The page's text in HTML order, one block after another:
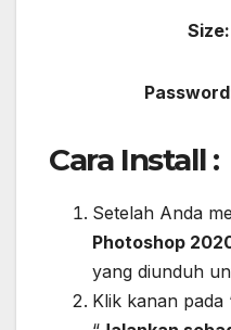
Cara Install :
Setelah Anda
Photoshop
yang diunduh
Klik kanan pada